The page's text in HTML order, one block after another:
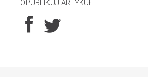
OPUBLIKUJ ARTYKUŁ